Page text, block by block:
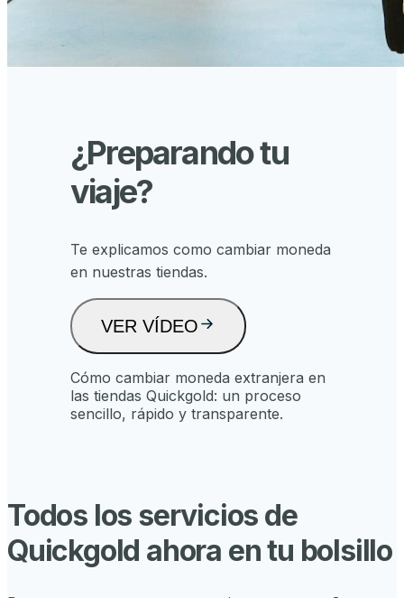
¿Preparando tu
viaje?
Te explicamos como cambiar moneda
en nuestras tiendas.
VER VÍDEO
Cómo cambiar moneda extranjera en
las tiendas Quickgold: un proceso
sencillo, rápido y transparente.
Todos los servicios de
Quickgold ahora en tu bolsillo